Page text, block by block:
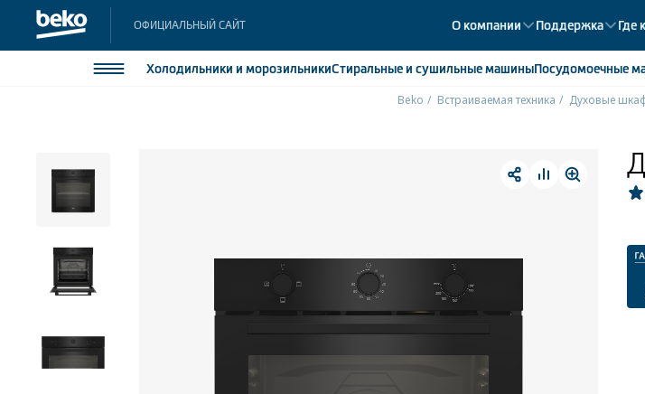
ОФИЦИАЛЬНЫЙ САЙТ О компании Поддержка Где
Холодильники и морозильникиСтиральные и сушильные машиныПосудомоечные
Посудомоечные машины
Встраиваемая техника
Малая бытовая техника
Beko Встраиваемая техника Духовые